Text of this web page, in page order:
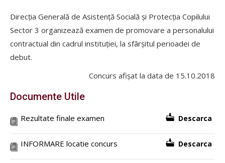
Direcția Generală de Asistență Socială și Protecția Copilului
Sector 3 organizează examen de promovare a personalului
contractual din cadrul instituției, la sfârșitul perioadei de
debut.
Concurs afișat la data de 15.10.2018
Documente Utile
Rezultate finale examen Descarca
INFORMARE locatie concurs Descarca